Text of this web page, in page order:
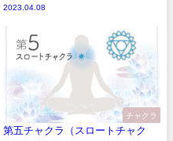
2023.04.08
チャクラ
第五チャクラ（スロートチャク